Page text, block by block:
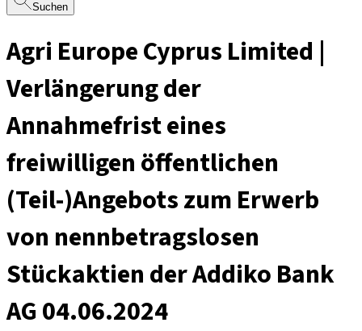
Suchen
Agri Europe Cyprus Limited |
Verlängerung der
Annahmefrist eines
freiwilligen öffentlichen
(Teil-)Angebots zum Erwerb
von nennbetragslosen
Stückaktien der Addiko Bank
AG 04.06.2024